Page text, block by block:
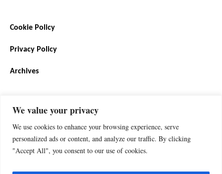
We value your privacy
We use cookies to enhance your browsing experience, serve
personalized ads or content, and analyze our traffic. By clicking
"Accept All", you consent to our use of cookies.
Cookie Policy
Privacy Policy
Archives
SIGN UP FOR THE NEWSLETTER